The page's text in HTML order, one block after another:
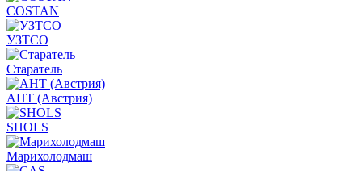
COSTAN
УЗТСО
Старатель
АНТ (Австрия)
SHOLS
Марихолодмаш